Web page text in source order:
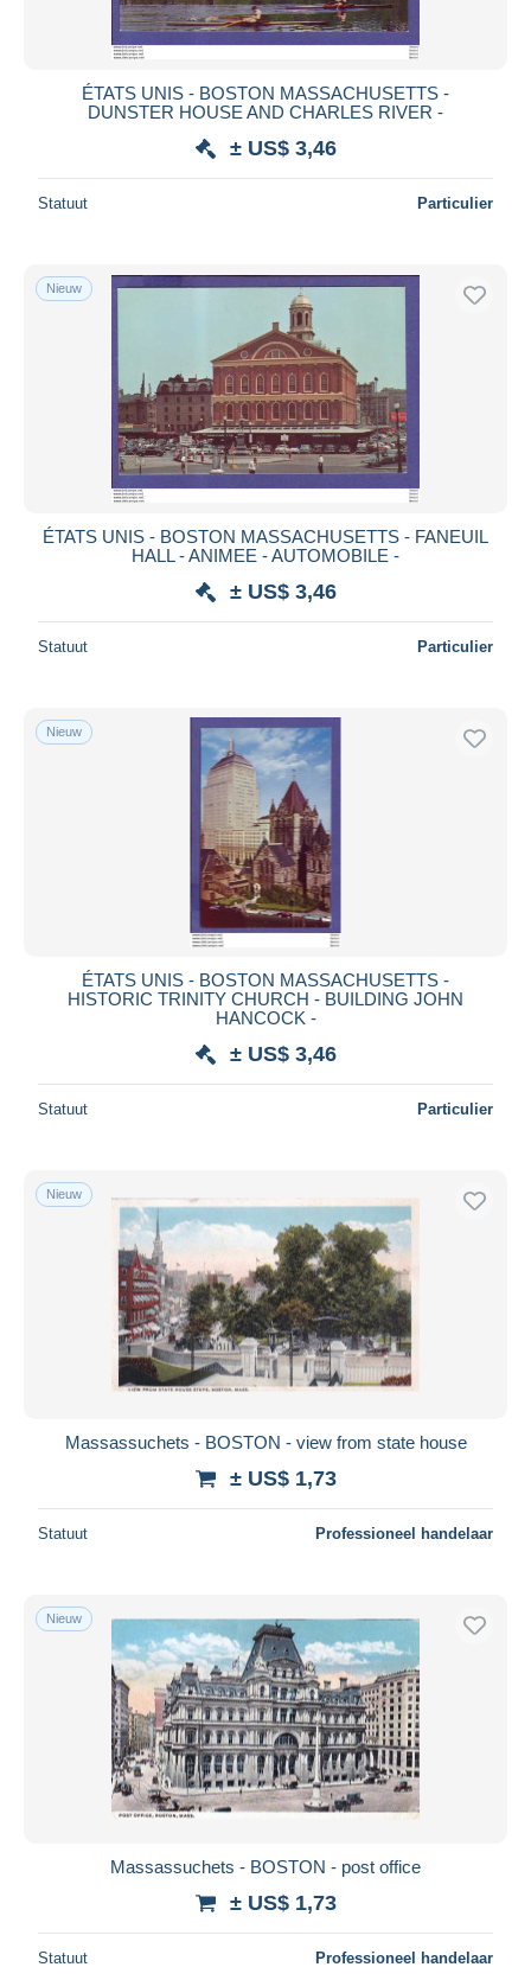
ÉTATS UNIS - BOSTON MASSACHUSETTS -
DUNSTER HOUSE AND CHARLES RIVER -
± US$ 3,46
Statuut Particulier
Nieuw
ÉTATS UNIS - BOSTON MASSACHUSETTS - FANEUIL
HALL - ANIMEE - AUTOMOBILE -
± US$ 3,46
Statuut Particulier
Nieuw
ÉTATS UNIS - BOSTON MASSACHUSETTS -
HISTORIC TRINITY CHURCH - BUILDING JOHN
HANCOCK -
± US$ 3,46
Statuut Particulier
Nieuw
Massassuchets - BOSTON - view from state house
± US$ 1,73
Statuut Professioneel handelaar
Nieuw
Massassuchets - BOSTON - post office
± US$ 1,73
Statuut Professioneel handelaar